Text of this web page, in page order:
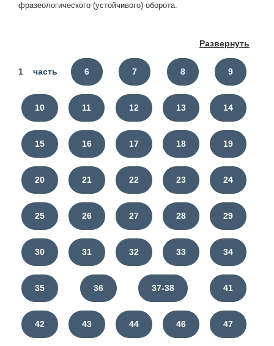
Развернуть
фразеологического (устойчивого) оборота.
1 часть 6 7 8 9
10 11 12 13 14
15 16 17 18 19
20 21 22 23 24
25 26 27 28 29
30 31 32 33 34
35 36 37-38 41
42 43 44 46 47